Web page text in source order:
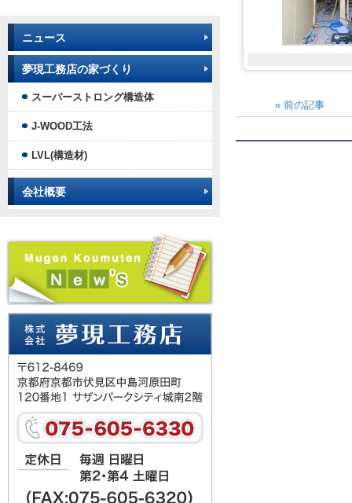
« 前の記事
ニュース
夢現工務店の家づくり
スーパーストロング構造体
J-WOOD工法
LVL(構造材)
会社概要